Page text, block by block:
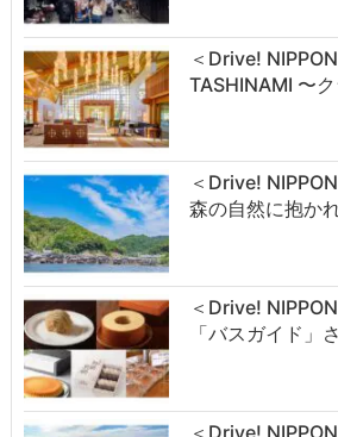
＜Drive!
TASHINAMI 〜
＜Drive!
森の自然に抱か
＜Drive!
「バスガイド」